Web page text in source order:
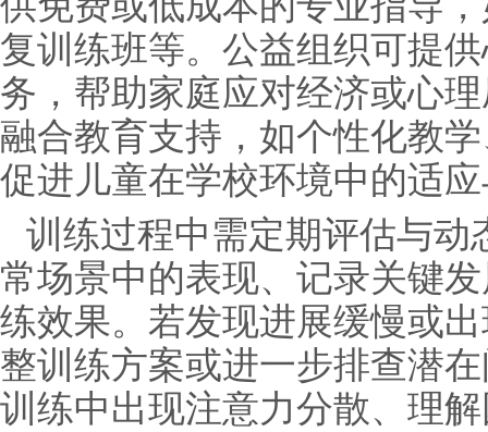
复训练班等。公益组织可提
务，帮助家庭应对经济或心
融合教育支持，如个性化教
促进儿童在学校环境中的适
训练过程中需定期评估与
常场景中的表现、记录关键
练效果。若发现进展缓慢或
整训练方案或进一步排查潜
训练中出现注意力分散、理